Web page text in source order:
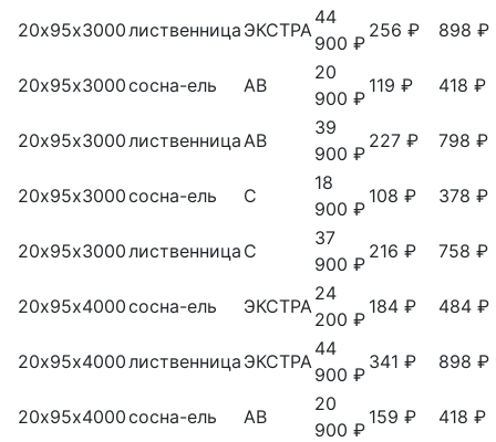
20х95х3000лиственница ЭКСТРА
44
900 ₽
256 ₽ 898 ₽
20х95х3000сосна-ель АВ
20
900 ₽
119 ₽ 418 ₽
20х95х3000лиственница АВ
39
900 ₽
227 ₽ 798 ₽
20х95х3000сосна-ель С
18
900 ₽
108 ₽ 378 ₽
20х95х3000лиственница С
37
900 ₽
216 ₽ 758 ₽
20х95х4000сосна-ель ЭКСТРА
24
200 ₽
184 ₽ 484 ₽
20х95х4000лиственница ЭКСТРА
44
900 ₽
341 ₽ 898 ₽
20х95х4000сосна-ель АВ
20
900 ₽
159 ₽ 418 ₽